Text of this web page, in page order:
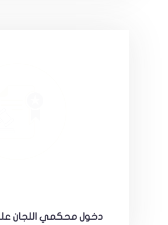
دخول محكمي اللجان